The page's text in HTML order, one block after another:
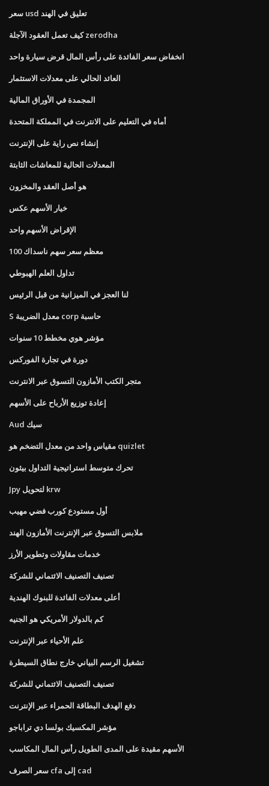
سعر usd تعليق في الهند
كيف تعمل العقود الآجلة zerodha
انخفاض سعر الفائدة على رأس المال قرض سيارة واحد
العائد الحالي على معدلات الاستثمار
المجمدة في الأوراق المالية
أماه في التعليم على الانترنت في المملكة المتحدة
إنشاء نص راية على الإنترنت
المعدلات الحالية للمعاشات الثابتة
هو أصل العقد والمخزون
خيار الأسهم عكس
الإقراض الأسهم واحد
معظم سعر سهم ناسداك 100
تداول العلم الهبوطي
لنا العجز في الميزانية من قبل الرئيس
S معدل الضريبة corp حاسبة
مؤشر هوي مخطط 10 سنوات
دورة في تجارة الفوركس
متجر الكتب الأمازون التسوق عبر الانترنت
إعادة توزيع الأرباح على الأسهم
Aud سيك
مقياس واحد من معدل التضخم هو quizlet
تحرك متوسط ​​استراتيجية التداول بيثون
Jpy لتحويل krw
أول مستودع كورب فضي مهيب
ملابس التسوق عبر الإنترنت الأمازون الهند
خدمات مقاولات وتطوير الأرز
تصنيف التصنيف الائتماني للشركة
أعلى معدلات الفائدة للبنوك الهندية
كم بالدولار الأمريكي هو الجنيه
علم الأحياء عبر الإنترنت
تشغيل الرسم البياني خارج نطاق السيطرة
تصنيف التصنيف الائتماني للشركة
دفع الهدف البطاقة الحمراء عبر الإنترنت
مؤشر المكسيك بولسا دي تراباجو
الأسهم مقيدة على المدى الطويل رأس المال المكاسب
سعر الصرف cfa إلى cad